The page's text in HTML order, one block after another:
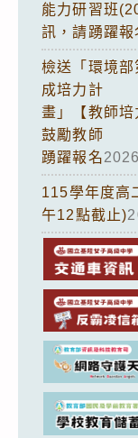
能力研習班
訊，請踴躍報
檢送「環境
成培力計
畫」【教師
鼓勵教師
踴躍報名
115學年度高
午12點截止)